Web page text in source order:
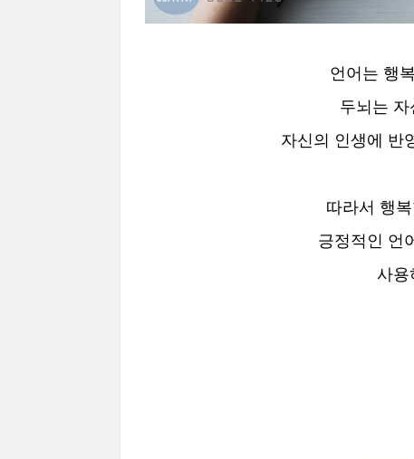
언어는 행
두뇌는
자신의 인생에 반
따라서 행
긍정적인 언
사용